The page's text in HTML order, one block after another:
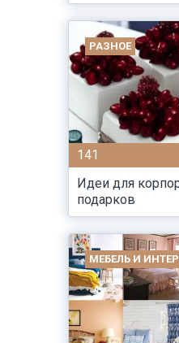
РАЗНОЕ
141
Идеи для
подарков
МЕБЕЛЬ И